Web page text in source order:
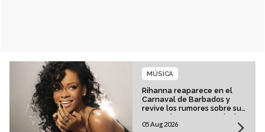
Rihanna reaparece en el
Carnaval de Barbados y
revive los rumores sobre su
esperado regreso musical
MÚSICA
05 Aug 2026